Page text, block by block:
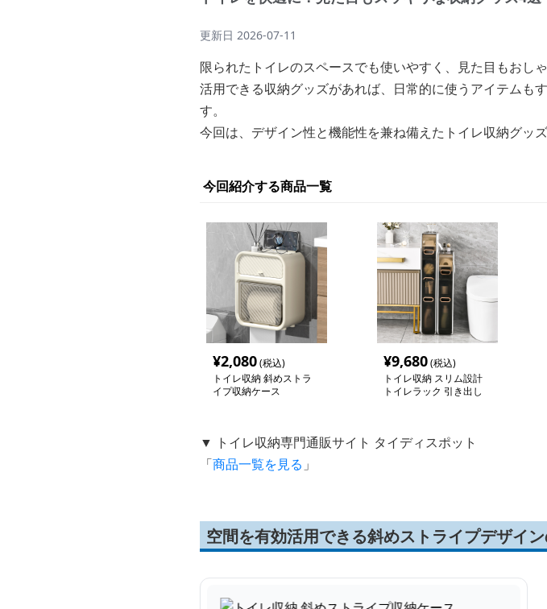
更新日 2026-07-11
限られたトイレのスペースでも使いやすく、見た目もおし
活用できる収納グッズがあれば、日常的に使うアイテムも
す。
今回は、デザイン性と機能性を兼ね備えたトイレ収納グッズ
今回紹介する商品一覧
¥2,080(税込)
トイレ収納 斜めストラ
イプ収納ケース
¥9,680(税込)
トイレ収納 スリム設計
トイレラック 引き出し
▼ トイレ収納専門通販サイト タイディスポット
「商品一覧を見る 」
空間を有効活用できる斜めストライプデザイ